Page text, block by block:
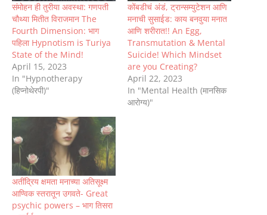
संमोहन ही तुरीया अवस्था: गणपती
चौथ्या मितीत विराजमान The
Fourth Dimension: भाग
पहिला Hypnotism is Turiya
State of the Mind!
April 15, 2023
In "Hypnotherapy
(हिप्नोथेरपी)"
कोंबडीचं अंडं, ट्रान्सम्युटेशन आणि
मनाची सुसाईड: काय बनवुया मनात
आणि शरीरात!! An Egg,
Transmutation & Mental
Suicide! Which Mindset
are you Creating?
April 22, 2023
In "Mental Health (मानसिक
आरोग्य)"
अतींद्रिय क्षमता मनाच्या अतिसूक्ष्म
आण्विक स्तरातून उगवते- Great
psychic powers – भाग तिसरा